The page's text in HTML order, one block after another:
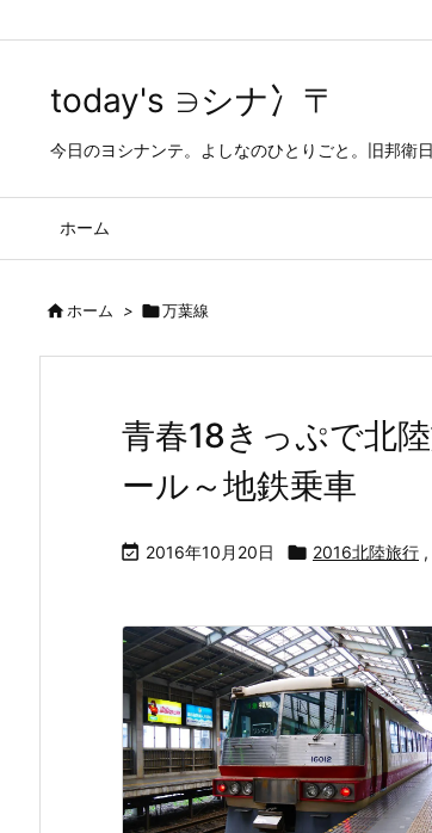
today's ∋シナ冫〒
今日のヨシナンテ。よしなのひとりごと。旧邦衛
ホーム
ホーム > 万葉線
青春18きっぷで北
ール～地鉄乗車
 2016年10月20日  2016北陸旅行 ,